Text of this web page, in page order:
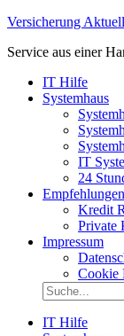
nach
Versicherung
Service aus einer
IT Hilfe
Systemhaus
IT
24
Empfehlungen
Kredit
Private
Impressum
Cookie
Suche
auf
Versicherung-
IT Hilfe